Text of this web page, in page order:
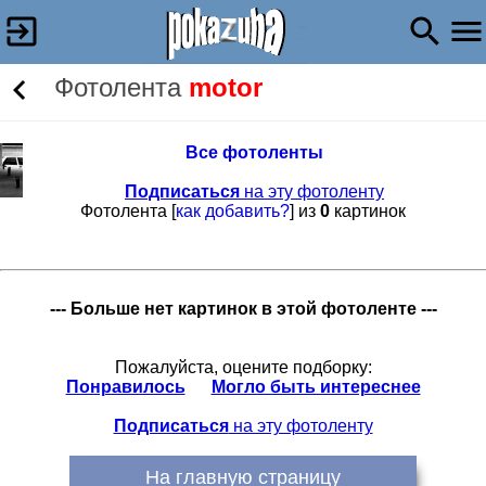
Фотолента motor
Все фотоленты
Подписаться на эту фотоленту
Фотолента [как добавить?] из 0 картинок
--- Больше нет картинок в этой фотоленте ---
Пожалуйста, оцените подборку:
Понравилось
Могло быть интереснее
Подписатьсяна эту фотоленту
На главную страницу